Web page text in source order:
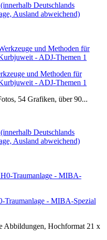
Deutschlands
Ausland abweichend)
und Methoden für
- ADJ-Themen 1
54 Grafiken, über 90...
Deutschlands
Ausland abweichend)
Traumanlage - MIBA-Spezial
Abbildungen, Hochformat 21 x